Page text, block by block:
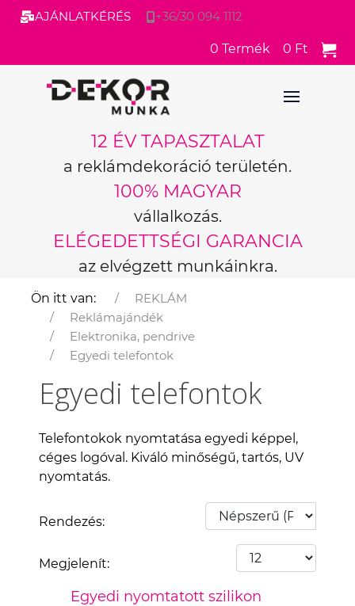
AJÁNLATKÉRÉS +36/30 094 1112
0 Termék 0 Ft
12 ÉV TAPASZTALAT
a reklámdekoráció területén.
100% MAGYAR
vállalkozás.
ELÉGEDETTSÉGI GARANCIA
az elvégzett munkáinkra.
Ön itt van:
REKLÁM
Reklámajándék
Elektronika, pendrive
Egyedi telefontok
Egyedi telefontok
Telefontokok nyomtatása egyedi képpel,
céges logóval. Kiváló minőségű, tartós, UV
nyomtatás.
Rendezés:
Megjelenít:
Egyedi nyomtatott szilikon